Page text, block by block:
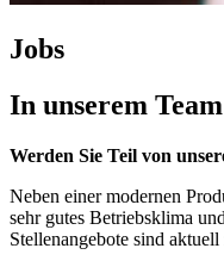
Jobs
In unserem
Werden Sie Teil von
Neben einer modernen
sehr gutes Betriebsklima
Stellenangebote sind aktuell